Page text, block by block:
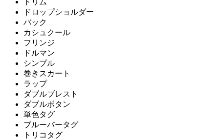
ドロップショルダー
バック
カシュクール
フリンジ
ドルマン
シンプル
巻きスカート
ラップ
ダブルブレスト
ダブルボタン
単色タグ
ブルーバータグ
トリコタグ